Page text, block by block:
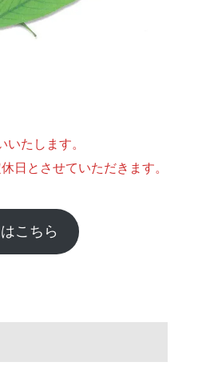
たします。
日とさせていただきます。
こちら